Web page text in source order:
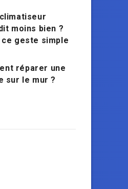
moins bien ?
ce geste simple
réparer une
sur le mur ?